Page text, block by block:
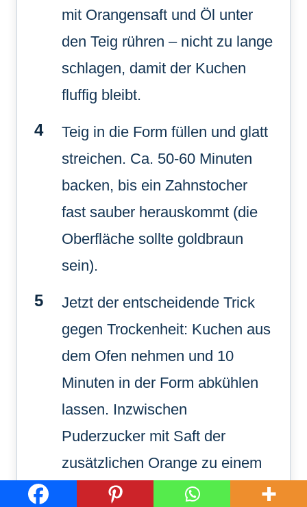
mit Orangensaft und Öl unter
den Teig rühren – nicht zu lange
schlagen, damit der Kuchen
fluffig bleibt.
Teig in die Form füllen und glatt
streichen. Ca. 50-60 Minuten
backen, bis ein Zahnstocher
fast sauber herauskommt (die
Oberfläche sollte goldbraun
sein).
Jetzt der entscheidende Trick
gegen Trockenheit: Kuchen aus
dem Ofen nehmen und 10
Minuten in der Form abkühlen
lassen. Inzwischen
Puderzucker mit Saft der
zusätzlichen Orange zu einem
dünnen Guss verrühren (keine